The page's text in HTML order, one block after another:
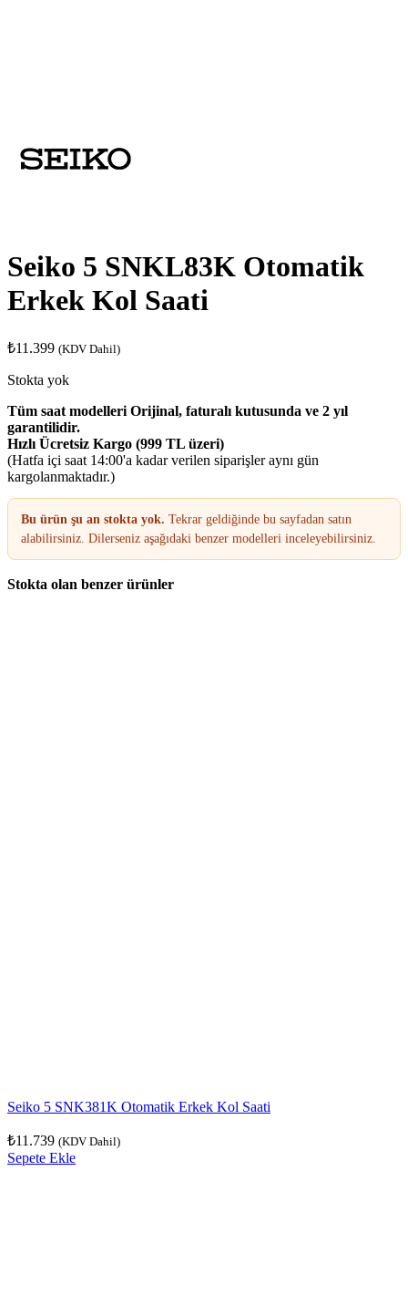
Seiko 5 SNKL83K Otomatik
Erkek Kol Saati
₺11.399 (KDV Dahil)
Stokta yok
Tüm saat modelleri Orijinal, faturalı kutusunda ve 2 yıl
garantilidir.
Hızlı Ücretsiz Kargo (999 TL üzeri)
(Hatfa içi saat 14:00'a kadar verilen siparişler aynı gün
kargolanmaktadır.)
Bu ürün şu an stokta yok. Tekrar geldiğinde bu sayfadan satın
alabilirsiniz. Dilerseniz aşağıdaki benzer modelleri inceleyebilirsiniz.
Stokta olan benzer ürünler
Seiko 5 SNK381K Otomatik Erkek Kol Saati
₺11.739 (KDV Dahil)
Sepete Ekle